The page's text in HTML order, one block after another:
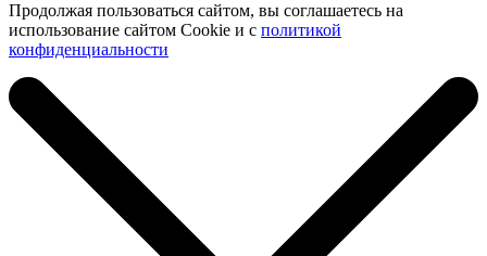
Продолжая пользоваться сайтом, вы соглашаетесь на
использование сайтом Cookie и с политикой
конфиденциальности